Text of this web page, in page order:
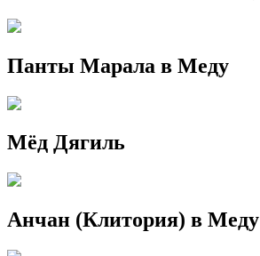
Панты Марала в Меду
Мёд Дягиль
Анчан (Клитория) в Меду